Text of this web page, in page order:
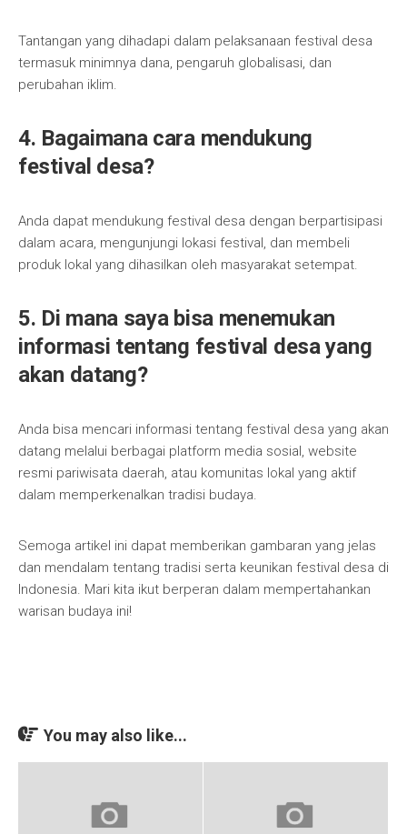
Tantangan yang dihadapi dalam pelaksanaan festival desa
termasuk minimnya dana, pengaruh globalisasi, dan
perubahan iklim.
4. Bagaimana cara mendukung
festival desa?
Anda dapat mendukung festival desa dengan berpartisipasi
dalam acara, mengunjungi lokasi festival, dan membeli
produk lokal yang dihasilkan oleh masyarakat setempat.
5. Di mana saya bisa menemukan
informasi tentang festival desa yang
akan datang?
Anda bisa mencari informasi tentang festival desa yang akan
datang melalui berbagai platform media sosial, website
resmi pariwisata daerah, atau komunitas lokal yang aktif
dalam memperkenalkan tradisi budaya.
Semoga artikel ini dapat memberikan gambaran yang jelas
dan mendalam tentang tradisi serta keunikan festival desa di
Indonesia. Mari kita ikut berperan dalam mempertahankan
warisan budaya ini!
You may also like...